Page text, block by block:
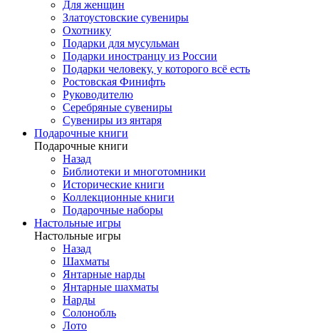
Для женщин
Златоустовские сувениры
Охотнику
Подарки для мусульман
Подарки иностранцу из России
Подарки человеку, у которого всё есть
Ростовская Финифть
Руководителю
Серебряные сувениры
Сувениры из янтаря
Подарочные книги
Подарочные книги
Назад
Библиотеки и многотомники
Исторические книги
Коллекционные книги
Подарочные наборы
Настольные игры
Настольные игры
Назад
Шахматы
Янтарные нарды
Янтарные шахматы
Нарды
Солонобль
Лото